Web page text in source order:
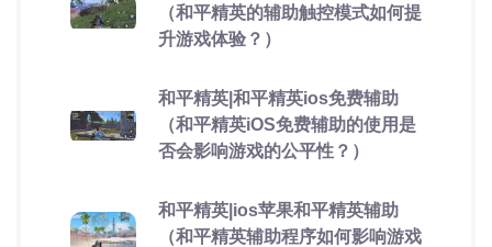
（和平精英的辅助触控模式如何提
升游戏体验？）
和平精英|和平精英ios免费辅助
（和平精英iOS免费辅助的使用是
否会影响游戏的公平性？）
和平精英|ios苹果和平精英辅助
（和平精英辅助程序如何影响游戏